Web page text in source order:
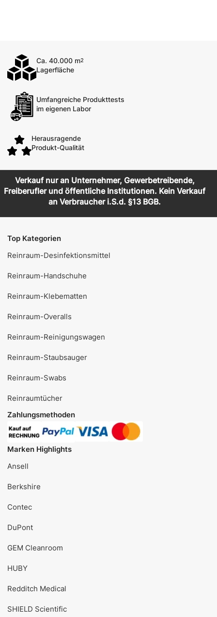
Ca. 40.000 m2
Lagerfläche
Umfangreiche Produkttests
im eigenen Labor
Herausragende
Produkt-Qualität
Verkauf nur an Unternehmer, Gewerbetreibende,
Freiberufler und öffentliche Institutionen. Kein Verkauf
an Verbraucher i.S.d. §13 BGB.
Top Kategorien
Reinraum-Desinfektionsmittel
Reinraum-Handschuhe
Reinraum-Klebematten
Reinraum-Overalls
Reinraum-Reinigungswagen
Reinraum-Staubsauger
Reinraum-Swabs
Reinraumtücher
Zahlungsmethoden
Marken Highlights
Ansell
Berkshire
Contec
DuPont
GEM Cleanroom
HUBY
Redditch Medical
SHIELD Scientific